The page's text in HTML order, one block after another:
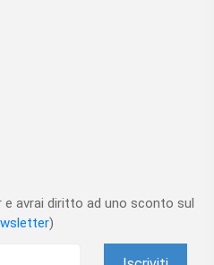
avrai diritto ad uno sconto sul
)